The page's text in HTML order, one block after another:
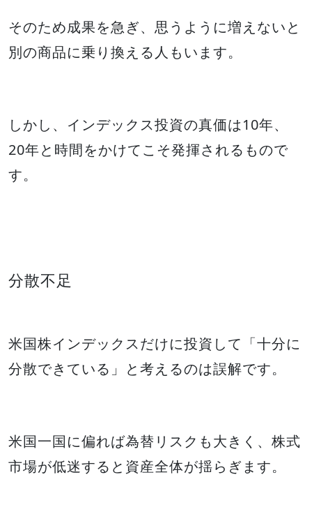
そのため成果を急ぎ、思うように増えないと
別の商品に乗り換える人もいます。
しかし、インデックス投資の真価は10年、
20年と時間をかけてこそ発揮されるもので
す。
分散不足
米国株インデックスだけに投資して「十分に
分散できている」と考えるのは誤解です。
米国一国に偏れば為替リスクも大きく、株式
市場が低迷すると資産全体が揺らぎます。